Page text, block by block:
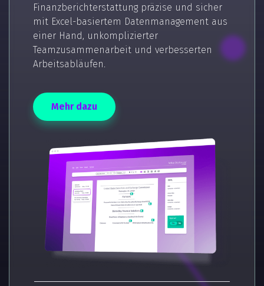
Finanzberichterstattung präzise und sicher
mit Excel-basiertem Datenmanagement aus
einer Hand, unkomplizierter
Teamzusammenarbeit und verbesserten
Arbeitsabläufen.
Mehr dazu